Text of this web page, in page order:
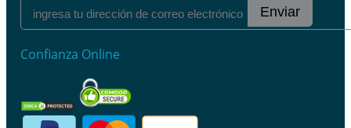
Enviar
Confianza Online